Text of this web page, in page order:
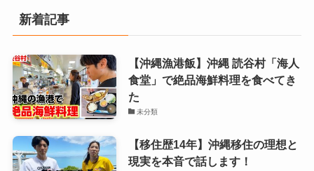
新着記事
【沖縄漁港飯】沖縄 読谷村「海人
食堂」で絶品海鮮料理を食べてき
た
未分類
【移住歴14年】沖縄移住の理想と
現実を本音で話します！